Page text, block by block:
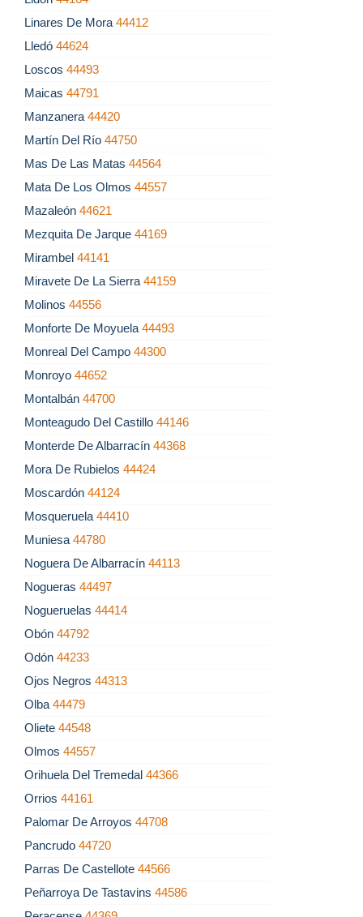
Linares De Mora 44412
Lledó 44624
Loscos 44493
Maicas 44791
Manzanera 44420
Martín Del Río 44750
Mas De Las Matas 44564
Mata De Los Olmos 44557
Mazaleón 44621
Mezquita De Jarque 44169
Mirambel 44141
Miravete De La Sierra 44159
Molinos 44556
Monforte De Moyuela 44493
Monreal Del Campo 44300
Monroyo 44652
Montalbán 44700
Monteagudo Del Castillo 44146
Monterde De Albarracín 44368
Mora De Rubielos 44424
Moscardón 44124
Mosqueruela 44410
Muniesa 44780
Noguera De Albarracín 44113
Nogueras 44497
Nogueruelas 44414
Obón 44792
Odón 44233
Ojos Negros 44313
Olba 44479
Oliete 44548
Olmos 44557
Orihuela Del Tremedal 44366
Orrios 44161
Palomar De Arroyos 44708
Pancrudo 44720
Parras De Castellote 44566
Peñarroya De Tastavins 44586